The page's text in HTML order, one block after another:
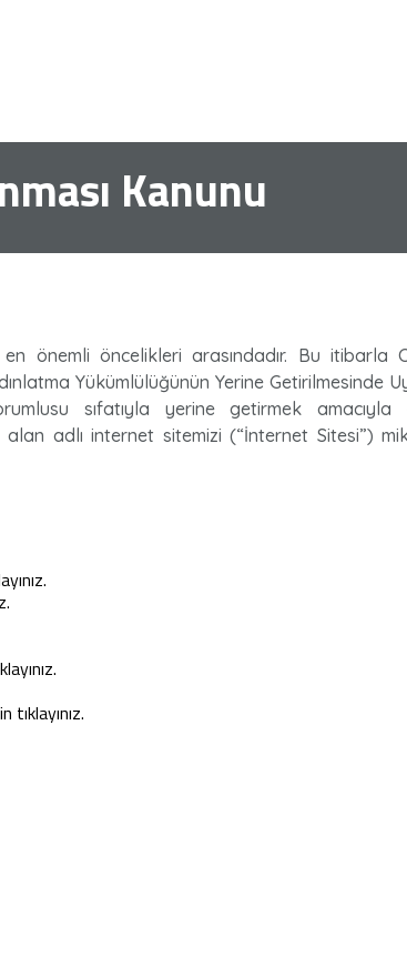
Kanunu
önemli öncelikleri arasındadır. Bu itibarla
Yükümlülüğünün Yerine Getirilmesinde
sıfatıyla yerine getirmek amacıyla
adlı internet sitemizi (“İnternet Sitesi”)